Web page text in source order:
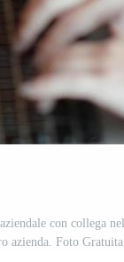
con collega nel
azienda. Foto Gratuita